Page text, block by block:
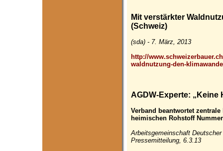
Mit verstärkter
(Schweiz)
(sda) - 7. März, 2013
http://
waldnutzung-den-
AGDW-Experte: „Keine
Verband beantwortet
heimischen Rohstoff
Arbeitsgemeinschaft
Pressemitteilung, 6.3.13